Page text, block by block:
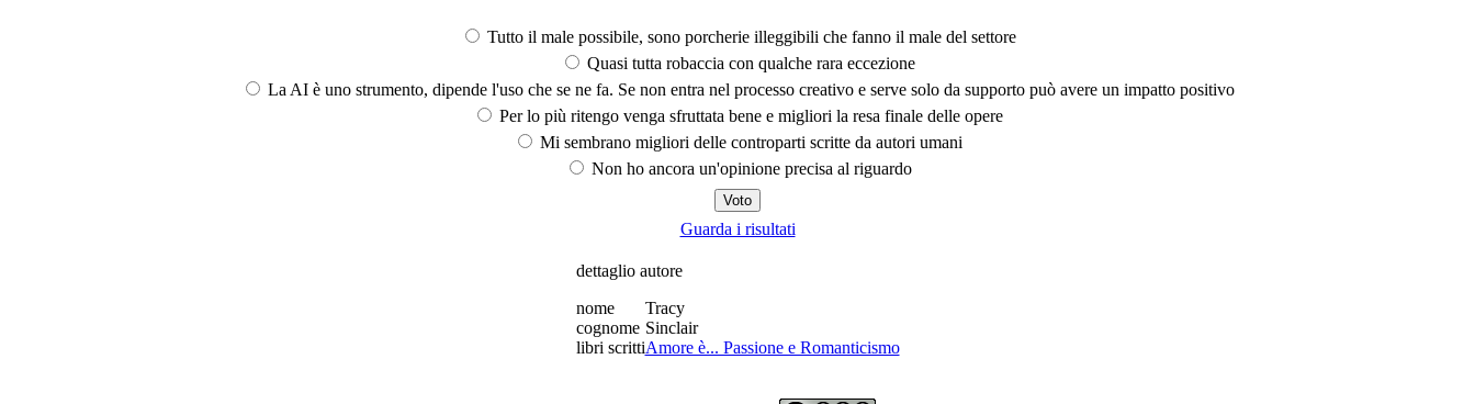
Tutto il male possibile, sono porcherie illeggibili che fanno il male del settore
Quasi tutta robaccia con qualche rara eccezione
La AI è uno strumento, dipende l'uso che se ne fa. Se non entra nel processo creativo e serve solo da supporto può avere un impatto positivo
Per lo più ritengo venga sfruttata bene e migliori la resa finale delle opere
Mi sembrano migliori delle controparti scritte da autori umani
Non ho ancora un'opinione precisa al riguardo
Guarda i risultati
dettaglio autore
nome
Tracy
cognome Sinclair
libri scrittiAmore è... Passione e Romanticismo